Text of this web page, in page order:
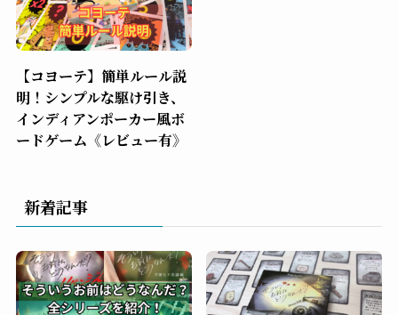
【コヨーテ】簡単ルール説
明！シンプルな駆け引き、
インディアンポーカー風ボ
ードゲーム《レビュー有》
新着記事